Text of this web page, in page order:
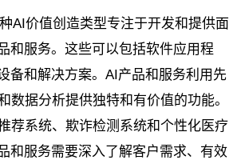
AI价值创造类型专注于开发和提供面
和服务。这些可以包括软件应用程
备和解决方案。AI产品和服务利用先
数据分析提供独特和有价值的功能。
荐系统、欺诈检测系统和个性化医疗
和服务需要深入了解客户需求、有效